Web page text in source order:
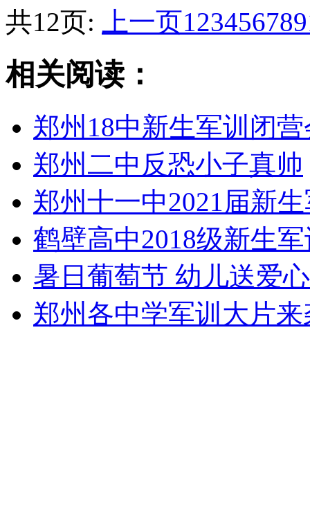
共12页:
上一页123456789
相关阅读：
郑州18中新生军训闭
郑州二中反恐小子真帅
郑州十一中2021届新
鹤壁高中2018级新生
暑日葡萄节 幼儿送爱心
郑州各中学军训大片来